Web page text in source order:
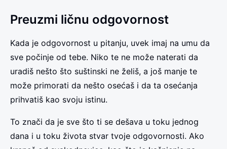
Preuzmi ličnu odgovornost
Kada je odgovornost u pitanju, uvek imaj na umu da
sve počinje od tebe. Niko te ne može naterati da
uradiš nešto što suštinski ne želiš, a još manje te
može primorati da nešto osećaš i da ta osećanja
prihvatiš kao svoju istinu.
To znači da je sve što ti se dešava u toku jednog
dana i u toku života stvar tvoje odgovornosti. Ako